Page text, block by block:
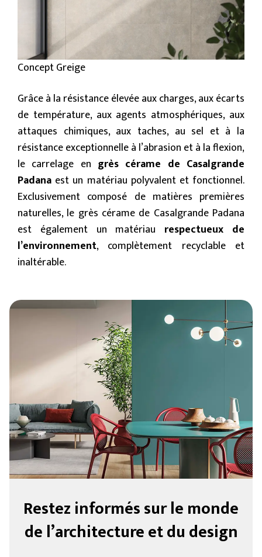
Concept Greige
Grâce à la résistance élevée aux charges, aux écarts
de température, aux agents atmosphériques, aux
attaques chimiques, aux taches, au sel et à la
résistance exceptionnelle à l’abrasion et à la flexion,
le carrelage en grès cérame de Casalgrande
Padana est un matériau polyvalent et fonctionnel.
Exclusivement composé de matières premières
naturelles, le grès cérame de Casalgrande Padana
est également un matériau respectueux de
l’environnement, complètement recyclable et
inaltérable.
Restez informés sur le monde
de l’architecture et du design